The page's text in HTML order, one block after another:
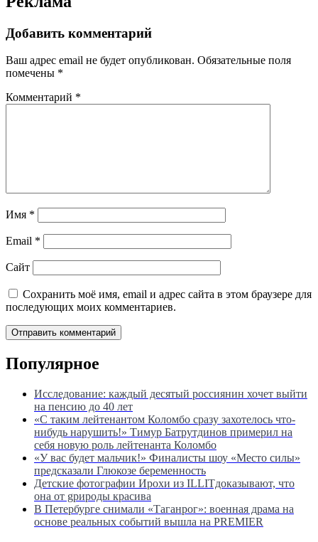
Добавить комментарий
Ваш адрес email не будет опубликован. Обязательные поля
помечены *
Комментарий *
Имя *
Email *
Сайт
Сохранить моё имя, email и адрес сайта в этом браузере для
последующих моих комментариев.
Популярное
Исследование: каждый десятый россиянин хочет выйти
на пенсию до 40 лет
«С таким лейтенантом Коломбо сразу захотелось что-
нибудь нарушить!» Тимур Батрутдинов примерил на
себя новую роль лейтенанта Коломбо
«У вас будет мальчик!» Финалисты шоу «Место силы»
предсказали Глюкозе беременность
Детские фотографии Ирохи из ILLITдоказывают, что
она от gрироды красива
В Петербурге снимали «Таганрог»: военная драма на
основе реальных событий вышла на PREMIER